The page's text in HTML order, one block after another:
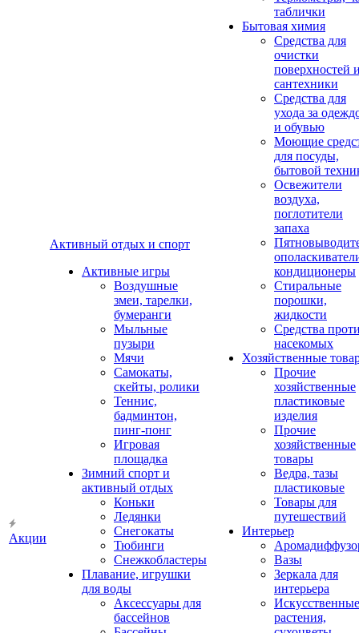
Акции
Активный отдых и спорт
Активные игры
Воздушные
змеи, тарелки,
бумеранги
Мыльные
пузыри
Мячи
Самокаты,
скейты, ролики
Теннис,
бадминтон,
пинг-понг
Игровая
площадка
Зимний спорт и
активный отдых
Коньки
Ледянки
Снегокаты
Тюбинги
Снежкобластеры
Плавание, игрушки
для воды
Аксессуары для
бассейнов
таблички
Бытовая химия
Средства для
очистки
поверхностей
сантехники
Средства для
ухода за
и обувью
Моющие
для посуды,
бытовой
Освежители
воздуха,
поглотители
запаха
кондиционеры
Стиральные
порошки,
жидкости
Средства
насекомых
Хозяйственные
Прочие
хозяйственные
пластиковые
изделия
Прочие
хозяйственные
товары
Ведра, тазы
пластиковые
Товары для
путешествий
Интерьер
Вазы
Зеркала для
интерьера
Искусственные
растения,